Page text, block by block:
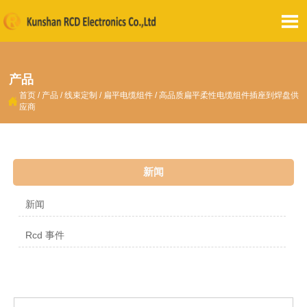

产品
 首页 / 产品 /线束定制 / 扁平电缆组件 /高品质扁平柔性电缆组件插座到焊盘供
应商
新闻
新闻
Rcd 事件